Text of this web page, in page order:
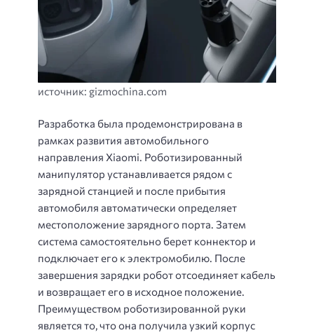
источник: gizmochina.com
Разработка была продемонстрирована в
рамках развития автомобильного
направления Xiaomi. Роботизированный
манипулятор устанавливается рядом с
зарядной станцией и после прибытия
автомобиля автоматически определяет
местоположение зарядного порта. Затем
система самостоятельно берет коннектор и
подключает его к электромобилю. После
завершения зарядки робот отсоединяет кабель
и возвращает его в исходное положение.
Преимуществом роботизированной руки
является то, что она получила узкий корпус